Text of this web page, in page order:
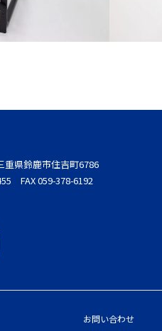
県鈴鹿市住吉町6786
FAX 059-378-6192
お問い合わせ